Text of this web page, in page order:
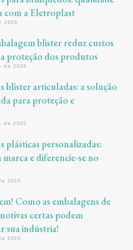
com a Eletroplast
2025
blister reduz custos
proteção dos produtos
de 2025
blister articuladas: a solução
para proteção e
de 2025
plásticas personalizadas:
marca e diferencie-se no
2025
Como as embalagens de
certas podem
sua indústria!
2025